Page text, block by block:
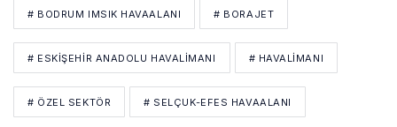
# BODRUM IMSIK HAVAALANI # BORAJET
# ESKIŞEHIR ANADOLU HAVALIMANI # HAVALİMANI
# ÖZEL SEKTÖR # SELÇUK-EFES HAVAALANI